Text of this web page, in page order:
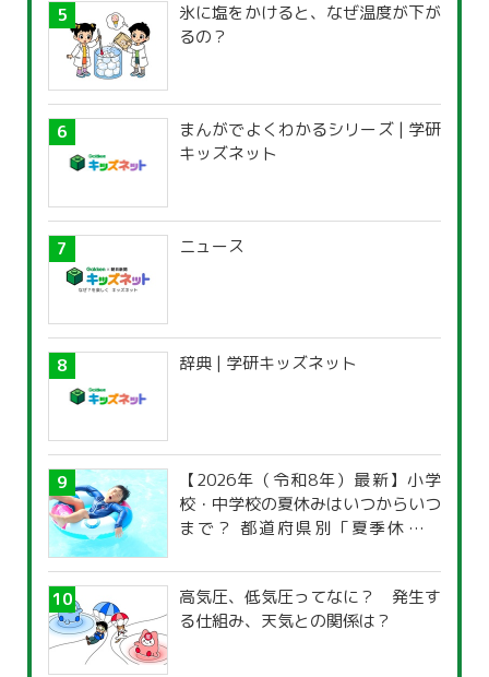
氷に塩をかけると、なぜ温度が下が
るの？
まんがでよくわかるシリーズ | 学研
キッズネット
ニュース
辞典 | 学研キッズネット
【2026年（令和8年）最新】小学
校・中学校の夏休みはいつからいつ
まで？ 都道府県別「夏季休暇一
高気圧、低気圧ってなに？ 発生す
る仕組み、天気との関係は？